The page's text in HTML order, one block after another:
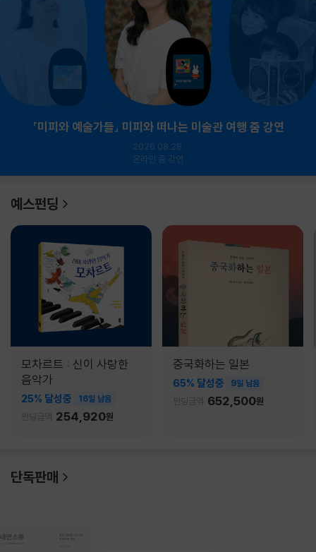
『미피와 예술가들』 미피와 떠나는 미술관 여행 줌 강연
2026.08.28.
온라인 줌 강연
예스펀딩
모차르트 : 신이 사랑한
음악가
25% 달성중 16일 남음
펀딩금액 254,920원
중국화하는 일본
65% 달성중 9일 남음
펀딩금액 652,500원
단독판매